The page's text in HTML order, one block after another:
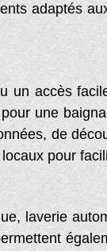
adaptés
un accès
une
de
pour
laverie